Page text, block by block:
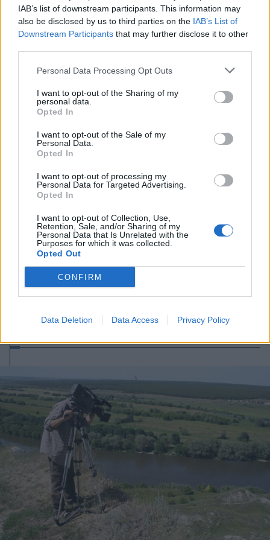
IAB’s list of downstream participants. This information may
also be disclosed by us to third parties on the IAB’s List of
Downstream Participants that may further disclose it to other
Personal Data Processing Opt Outs
I want to opt-out of the Sharing of my
personal data.
Opted In
I want to opt-out of the Sale of my
Personal Data.
Opted In
I want to opt-out of processing my
Personal Data for Targeted Advertising.
Opted In
I want to opt-out of Collection, Use,
Retention, Sale, and/or Sharing of my
Personal Data that Is Unrelated with the
Purposes for which it was collected.
Opted Out
CONFIRM
Data Deletion Data Access Privacy Policy
2013. február 04., hétfő
Eurovízió: népszerű előválogató
A némafilm tündöklése
Önromboló fiatalok